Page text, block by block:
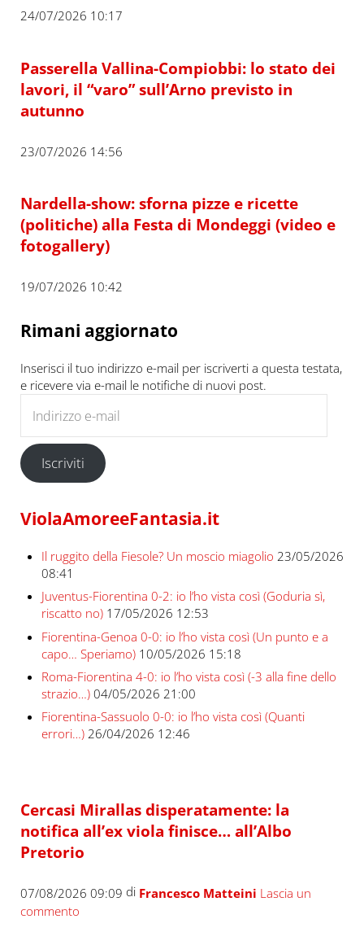
24/07/2026 10:17
Passerella Vallina-Compiobbi: lo stato dei
lavori, il “varo” sull’Arno previsto in
autunno
23/07/2026 14:56
Nardella-show: sforna pizze e ricette
(politiche) alla Festa di Mondeggi (video e
fotogallery)
19/07/2026 10:42
Rimani aggiornato
Inserisci il tuo indirizzo e-mail per iscriverti a questa testata,
e ricevere via e-mail le notifiche di nuovi post.
Iscriviti
ViolaAmoreeFantasia.it
Il ruggito della Fiesole? Un moscio miagolio 23/05/2026
08:41
Juventus-Fiorentina 0-2: io l’ho vista così (Goduria sì,
riscatto no) 17/05/2026 12:53
Fiorentina-Genoa 0-0: io l’ho vista così (Un punto e a
capo… Speriamo) 10/05/2026 15:18
Roma-Fiorentina 4-0: io l’ho vista così (-3 alla fine dello
strazio…) 04/05/2026 21:00
Fiorentina-Sassuolo 0-0: io l’ho vista così (Quanti
errori…) 26/04/2026 12:46
Cercasi Mirallas disperatamente: la
notifica all’ex viola finisce… all’Albo
Pretorio
07/08/2026 09:09 di Francesco Matteini Lascia un
commento